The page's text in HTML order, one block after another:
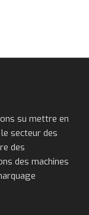
su mettre en
secteur des
des
des machines